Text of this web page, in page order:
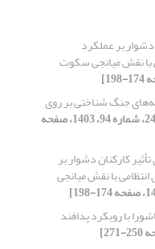
بر عملکرد
با نقش میانجی سکوت
جنگ‌ شناختی بر روی
[دوره 24، شماره 94، 1403، صفحه
کارکنان دشوار بر
با نقش میانجی
با رویکرد پدافند